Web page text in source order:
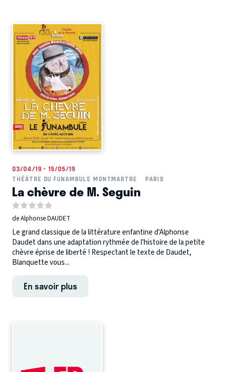
03/04/19 - 15/05/19
THÉÂTRE DU FUNAMBULE MONTMARTRE
PARIS
La chèvre de M. Seguin
de Alphonse DAUDET
Le grand classique de la littérature enfantine d'Alphonse
Daudet dans une adaptation rythmée de l'histoire de la petite
chèvre éprise de liberté ! Respectant le texte de Daudet,
Blanquette vous...
En savoir plus